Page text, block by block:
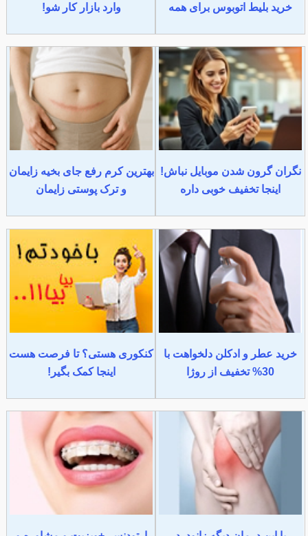
خرید بلیط اتوبوس برای همه
وارد بازار کار شو!
نگران گرون شدن موبایل نباش!
اینجا تخفیف خوبی داره
بهترین کرم رفع جای بخیه زایمان
و ترک پوستی زایمان
خرید عطر و ادکلن دلخواهت با
30% تخفیف از روژا
کنکوری هستی؟ تا فرصت هست
اینجا کمک بگیر!